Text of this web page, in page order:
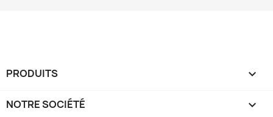
PRODUITS 
NOTRE SOCIÉTÉ 